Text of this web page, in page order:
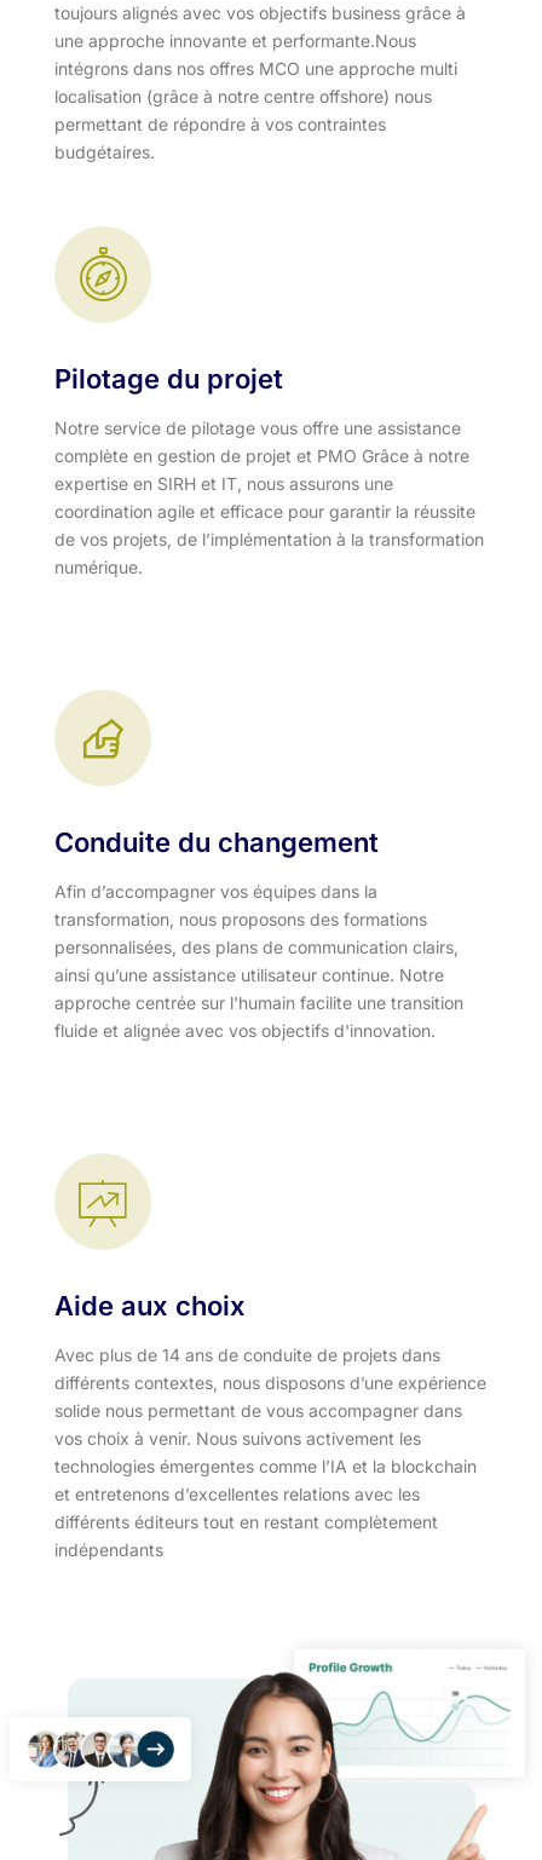
toujours alignés avec vos objectifs business grâce à
une approche innovante et performante.​ Nous
intégrons dans nos offres MCO une approche multi
localisation (grâce à notre centre offshore) nous
permettant de répondre à vos contraintes
budgétaires.
Pilotage du projet
Notre service de pilotage vous offre une assistance
complète en gestion de projet et PMO Grâce à notre
expertise en SIRH et IT, nous assurons une
coordination agile et efficace pour garantir la réussite
de vos projets, de l’implémentation à la transformation
numérique.
Conduite du changement
Afin d’accompagner vos équipes dans la
transformation, nous proposons des formations
personnalisées, des plans de communication clairs,
ainsi qu’une assistance utilisateur continue. Notre
approche centrée sur l'humain facilite une transition
fluide et alignée avec vos objectifs d'innovation.​
Aide aux choix
Avec plus de 14 ans de conduite de projets dans
différents contextes, nous disposons d’une expérience
solide nous permettant de vous accompagner dans
vos choix à venir. Nous suivons activement les
technologies émergentes comme l’IA et la blockchain
et entretenons d’excellentes relations avec les
différents éditeurs tout en restant complètement
indépendants